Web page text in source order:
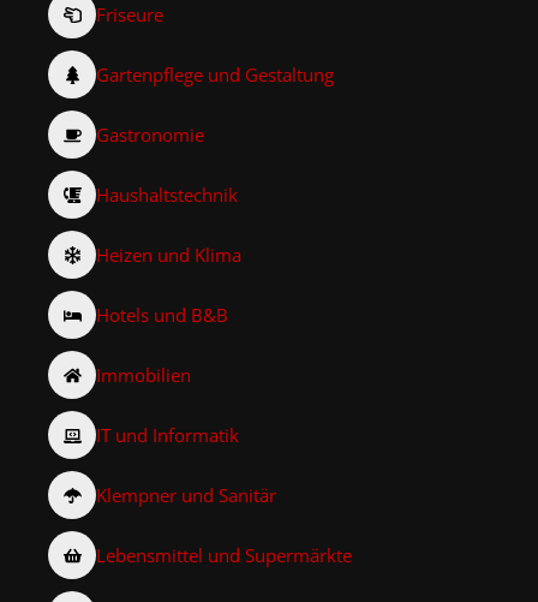
Friseure
Gartenpflege und Gestaltung
Gastronomie
Haushaltstechnik
Heizen und Klima
Hotels und B&B
Immobilien
IT und Informatik
Klempner und Sanitär
Lebensmittel und Supermärkte